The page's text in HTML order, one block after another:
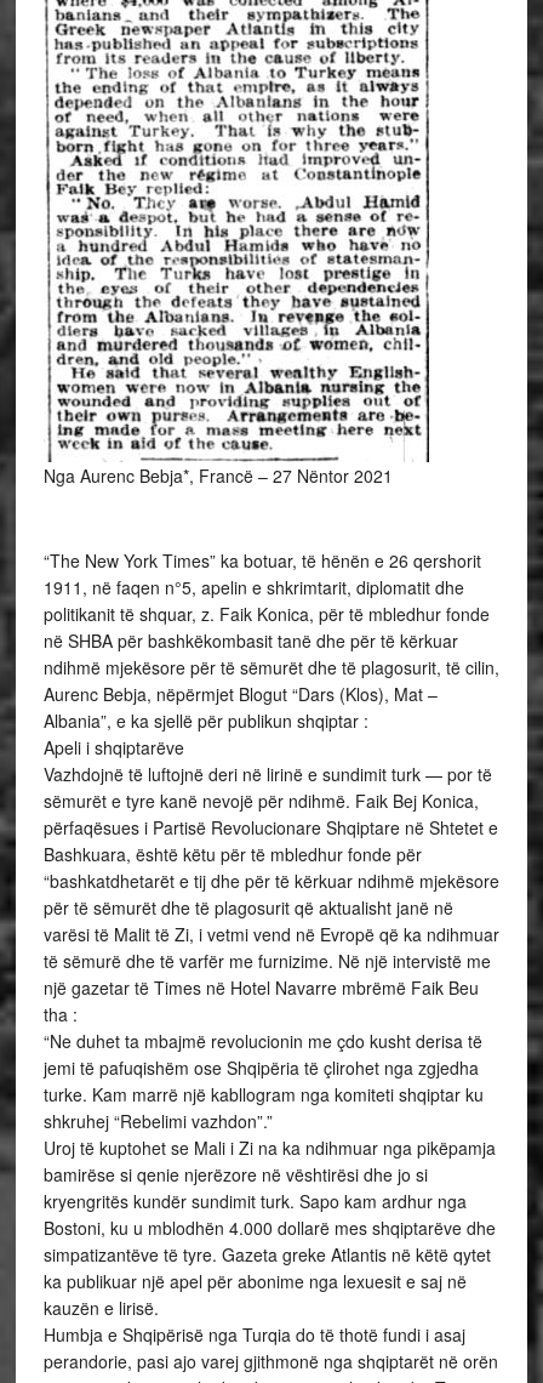
Nga Aurenc Bebja*, Francë – 27 Nëntor 2021
“The New York Times” ka botuar, të hënën e 26 qershorit
1911, në faqen n°5, apelin e shkrimtarit, diplomatit dhe
politikanit të shquar, z. Faik Konica, për të mbledhur fonde
në SHBA për bashkëkombasit tanë dhe për të kërkuar
ndihmë mjekësore për të sëmurët dhe të plagosurit, të cilin,
Aurenc Bebja, nëpërmjet Blogut “Dars (Klos), Mat –
Albania”, e ka sjellë për publikun shqiptar :
Apeli i shqiptarëve
Vazhdojnë të luftojnë deri në lirinë e sundimit turk — por të
sëmurët e tyre kanë nevojë për ndihmë. Faik Bej Konica,
përfaqësues i Partisë Revolucionare Shqiptare në Shtetet e
Bashkuara, është këtu për të mbledhur fonde për
“bashkatdhetarët e tij dhe për të kërkuar ndihmë mjekësore
për të sëmurët dhe të plagosurit që aktualisht janë në
varësi të Malit të Zi, i vetmi vend në Evropë që ka ndihmuar
të sëmurë dhe të varfër me furnizime. Në një intervistë me
një gazetar të Times në Hotel Navarre mbrëmë Faik Beu
tha :
“Ne duhet ta mbajmë revolucionin me çdo kusht derisa të
jemi të pafuqishëm ose Shqipëria të çlirohet nga zgjedha
turke. Kam marrë një kabllogram nga komiteti shqiptar ku
shkruhej “Rebelimi vazhdon”.”
Uroj të kuptohet se Mali i Zi na ka ndihmuar nga pikëpamja
bamirëse si qenie njerëzore në vështirësi dhe jo si
kryengritës kundër sundimit turk. Sapo kam ardhur nga
Bostoni, ku u mblodhën 4.000 dollarë mes shqiptarëve dhe
simpatizantëve të tyre. Gazeta greke Atlantis në këtë qytet
ka publikuar një apel për abonime nga lexuesit e saj në
kauzën e lirisë.
Humbja e Shqipërisë nga Turqia do të thotë fundi i asaj
perandorie, pasi ajo varej gjithmonë nga shqiptarët në orën